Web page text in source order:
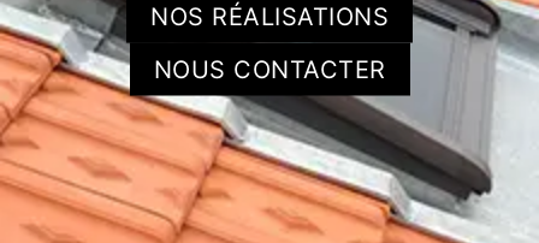
NOS RÉALISATIONS
NOUS CONTACTER